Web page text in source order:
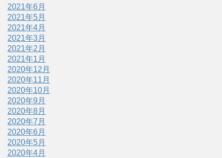
2021年6月
2021年5月
2021年4月
2021年3月
2021年2月
2021年1月
2020年12月
2020年11月
2020年10月
2020年9月
2020年8月
2020年7月
2020年6月
2020年5月
2020年4月